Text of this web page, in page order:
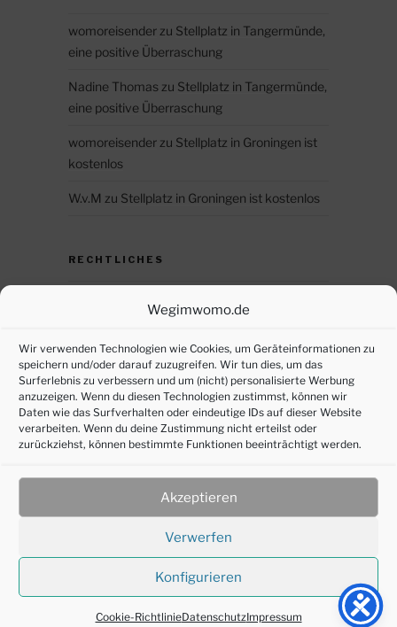
Wegimwomo.de
Wir verwenden Technologien wie Cookies, um Geräteinformationen zu
speichern und/oder darauf zuzugreifen. Wir tun dies, um das
Surferlebnis zu verbessern und um (nicht) personalisierte Werbung
anzuzeigen. Wenn du diesen Technologien zustimmst, können wir
Daten wie das Surfverhalten oder eindeutige IDs auf dieser Website
verarbeiten. Wenn du deine Zustimmung nicht erteilst oder
zurückziehst, können bestimmte Funktionen beeinträchtigt werden.
Akzeptieren
Verwerfen
Konfigurieren
Cookie-RichtlinieDatenschutzImpressum
womoreisenderzu Stellplatz in Tangermünde,
eine positive Überraschung
Nadine Thomaszu Stellplatz in Tangermünde,
eine positive Überraschung
womoreisenderzu Stellplatz in Groningen ist
kostenlos
W.v.M zu Stellplatz in Groningen ist kostenlos
RECHTLICHES
Impressum
Cookie-Richtlinie (EU)
©2016-2025 joepl-design